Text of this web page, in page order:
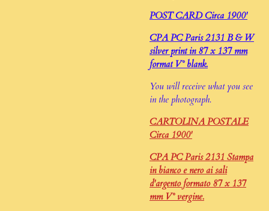
POST CARD Circa 1900'
CPA PC Paris 2131 B & W
silver print in 87 x 137 mm
format V° blank.
You will receive what you see
in the photograph.
CARTOLINA POSTALE
Circa 1900'
CPA PC Paris 2131 Stampa
in bianco e nero ai sali
d'argento formato 87 x 137
mm V° vergine.